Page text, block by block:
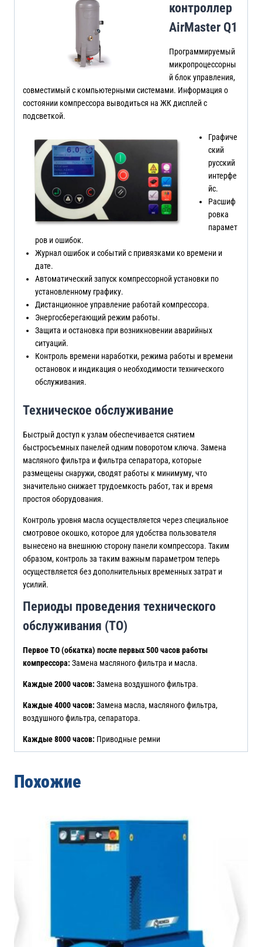
контроллер
AirMaster Q1
Программируемый
микропроцессорны
й блок управления,
совместимый с компьютерными системами. Информация о
состоянии компрессора выводиться на ЖК дисплей с
подсветкой.
Графиче
ский
русский
интерфе
йс.
Расшиф
ровка
парамет
ров и ошибок.
Журнал ошибок и событий с привязками ко времени и
дате.
Автоматический запуск компрессорной установки по
установленному графику.
Дистанционное управление работай компрессора.
Энергосберегающий режим работы.
Защита и остановка при возникновении аварийных
ситуаций.
Контроль времени наработки, режима работы и времени
остановок и индикация о необходимости технического
обслуживания.
Техническое обслуживание
Быстрый доступ к узлам обеспечивается снятием
быстросъемных панелей одним поворотом ключа. Замена
масляного фильтра и фильтра сепаратора, которые
размещены снаружи, сводят работы к минимуму, что
значительно снижает трудоемкость работ, так и время
простоя оборудования.
Контроль уровня масла осуществляется через специальное
смотровое окошко, которое для удобства пользователя
вынесено на внешнюю сторону панели компрессора. Таким
образом, контроль за таким важным параметром теперь
осуществляется без дополнительных временных затрат и
усилий.
Периоды проведения технического
обслуживания (ТО)
Первое ТО (обкатка) после первых 500 часов работы
компрессора: Замена масляного фильтра и масла.
Каждые 2000 часов: Замена воздушного фильтра.
Каждые 4000 часов: Замена масла, масляного фильтра,
воздушного фильтра, сепаратора.
Каждые 8000 часов: Приводные ремни
Похожие